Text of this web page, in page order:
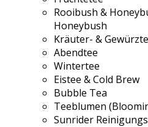
Rooibush &
Honeybush
Kräuter- &
Abendtee
Wintertee
Eistee & Cold Brew
Bubble Tea
Teeblumen
Sunrider